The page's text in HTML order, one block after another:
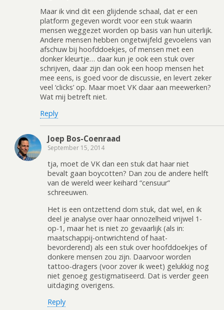
Maar ik vind dit een glijdende schaal, dat er een
platform gegeven wordt voor een stuk waarin
mensen weggezet worden op basis van hun uiterlijk.
Andere mensen hebben ongetwijfeld gevoelens van
afschuw bij hoofddoekjes, of mensen met een
donker kleurtje… daar kun je ook een stuk over
schrijven, daar zijn dan ook een hoop mensen het
mee eens, is goed voor de discussie, en levert zeker
veel ‘clicks’ op. Maar moet VK daar aan meewerken?
Wat mij betreft niet.
Reply
Joep Bos-Coenraad
September 15, 2014
tja, moet de VK dan een stuk dat haar niet
bevalt gaan boycotten? Dan zou de andere helft
van de wereld weer keihard “censuur”
schreeuwen.
Het is een ontzettend dom stuk, dat wel, en ik
deel je analyse over haar onnozelheid vrijwel 1-
op-1, maar het is niet zo gevaarlijk (als in:
maatschappij-ontwrichtend of haat-
bevorderend) als een stuk over hoofddoekjes of
donkere mensen zou zijn. Daarvoor worden
tattoo-dragers (voor zover ik weet) gelukkig nog
niet genoeg gestigmatiseerd. Dat is verder geen
uitdaging overigens.
Reply